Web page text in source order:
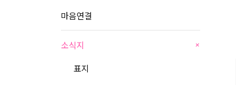
마음연결
소식지 +
표지